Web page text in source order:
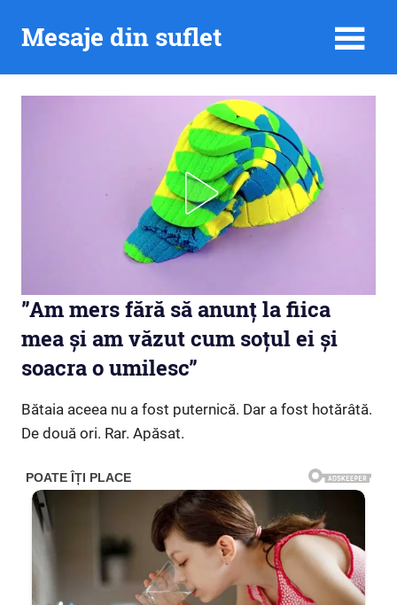
Mesaje din suflet
”Am mers fără să anunț la fiica
mea și am văzut cum soțul ei și
soacra o umilesc”
Bătaia aceea nu a fost puternică. Dar a fost hotărâtă.
De două ori. Rar. Apăsat.